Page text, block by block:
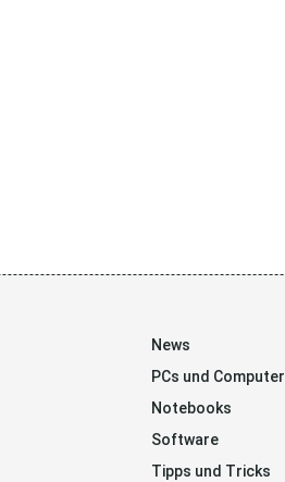
News
PCs und Computer
Notebooks
Software
Tipps und Tricks